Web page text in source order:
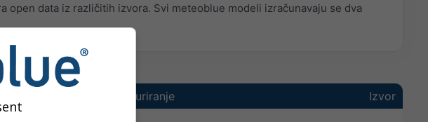
data iz različitih izvora. Svi meteoblue modeli izračunavaju se dva
Posljednje ažuriranje Izvor